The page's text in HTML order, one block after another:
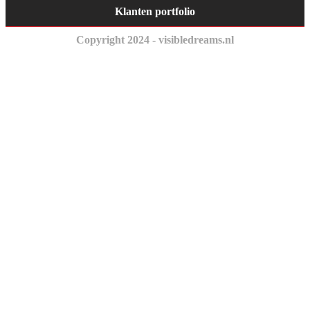
Klanten portfolio
Copyright 2024 - visibledreams.nl